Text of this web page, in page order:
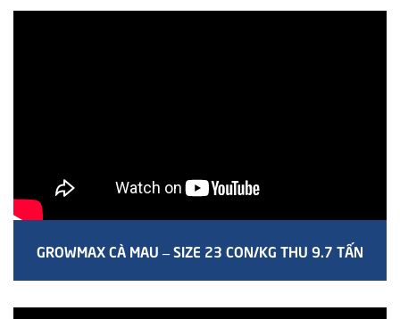
GROWMAX CÀ MAU – SIZE 23 CON/KG THU 9.7 TẤN